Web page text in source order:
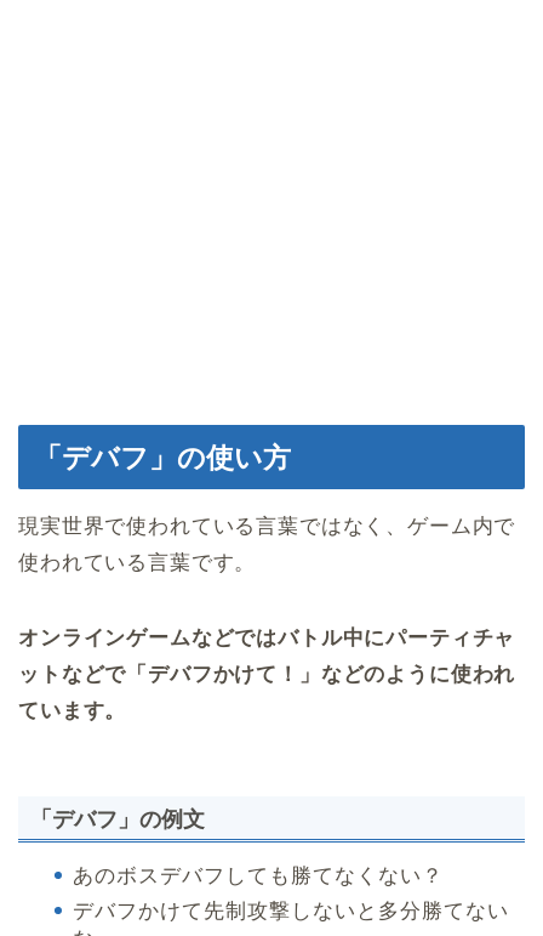
「デバフ」の使い方
現実世界で使われている言葉ではなく、ゲーム内で
使われている言葉です。
オンラインゲームなどではバトル中にパーティチャ
ットなどで「デバフかけて！」などのように使われ
ています。
「デバフ」の例文
あのボスデバフしても勝てなくない？
デバフかけて先制攻撃しないと多分勝てない